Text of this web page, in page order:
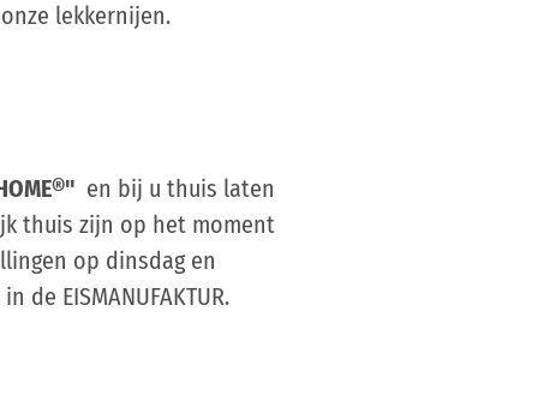
lekkernijen.
en bij u thuis laten
thuis zijn op het moment
op dinsdag en
EISMANUFAKTUR.